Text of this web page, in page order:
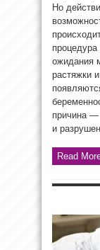
Но
процедура
ожидания
растяжки
причина —
и
Read